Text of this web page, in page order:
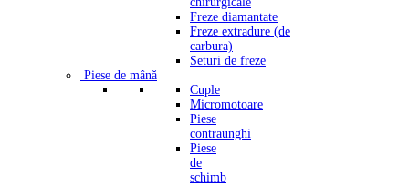
Freze diamantate
Freze extradure (de
carbura)
Seturi de freze
Piese de mână
Cuple
Micromotoare
Piese
contraunghi
Piese
de
schimb